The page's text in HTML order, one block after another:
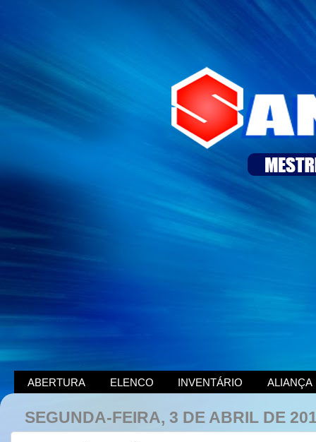
ABERTURA ELENCO INVENTÁRIO ALIANÇA
SEGUNDA-FEIRA, 3 DE ABRIL DE